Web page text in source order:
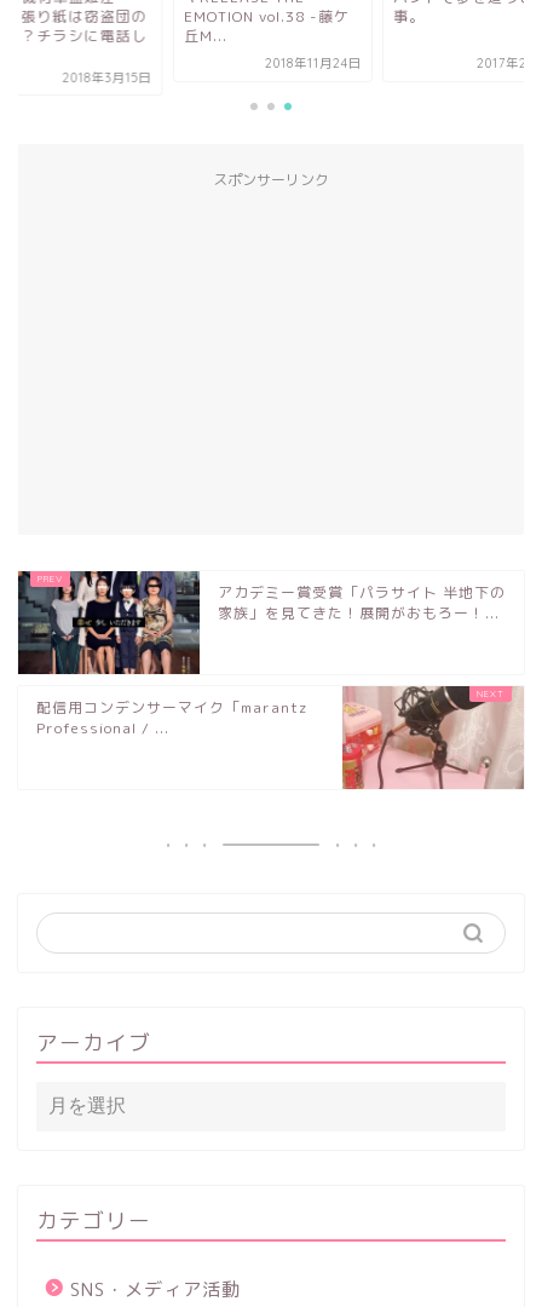
！張り紙は窃盗団の
！？チラシに電話し
2018年3月15日
EMOTION vol.38 -藤ケ
丘M...
2018年11月24日
事。
2017年2
スポンサーリンク
アカデミー賞受賞「パラサイト 半地下の
家族」を見てきた！展開がおもろー！...
配信用コンデンサーマイク「marantz
Professional / ...
アーカイブ
カテゴリー
SNS・メディア活動